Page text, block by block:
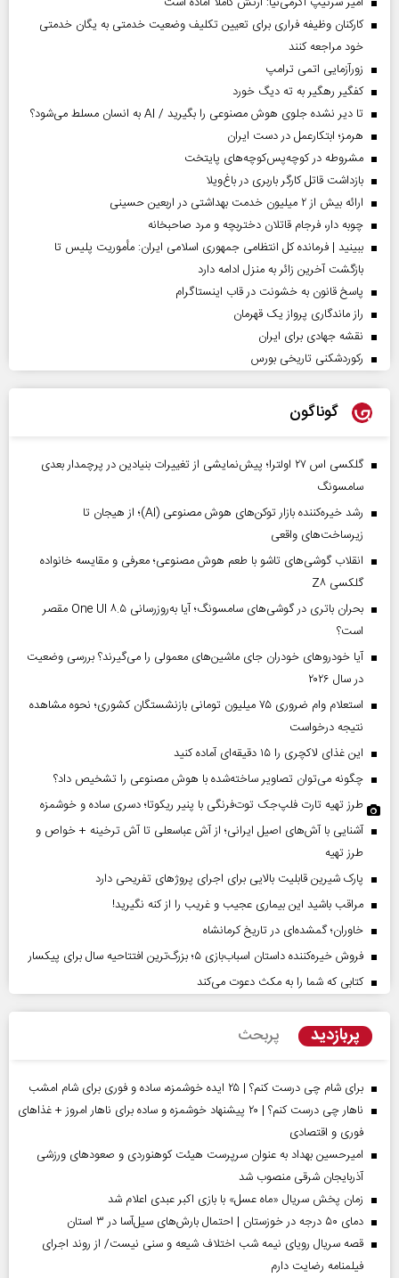
کارکنان وظیفه فراری برای تعیین تکلیف وضعیت خدمتی به یگان خدمتی
خود مراجعه کنند
زورآزمایی اتمی ترامپ
کفگیر رهگیر به ته دیگ خورد
تا دیر نشده جلوی هوش مصنوعی را بگیرید / AI به انسان مسلط می‌شود؟
هرمز؛ ابتکارعمل در دست ایران
مشروطه در کوچه‌پس‌کوچه‌های پایتخت
بازداشت قاتل کارگر باربری در باغ‌ویلا
ارائه بیش از ۲ میلیون خدمت بهداشتی در اربعین حسینی
چوبه دار، فرجام قاتلان دختربچه و مرد صاحبخانه
ببینید | فرمانده کل انتظامی جمهوری اسلامی ایران­: مأموریت پلیس تا
بازگشت آخرین زائر به منزل ادامه دارد
پاسخ قانون به خشونت در قاب اینستاگرام
راز ماندگاری پرواز یک قهرمان
نقشه جهادی برای ایران
رکوردشکنی تاریخی بورس
گوناگون
گلکسی اس ۲۷ اولترا؛ پیش‌نمایشی از تغییرات بنیادین در پرچمدار بعدی
سامسونگ
رشد خیره‌کننده بازار توکن‌های هوش مصنوعی (AI)؛ از هیجان تا
زیرساخت‌های واقعی
انقلاب گوشی‌های تاشو‌ با طعم هوش مصنوعی؛ معرفی و مقایسه خانواده
گلکسی Z۸
بحران باتری در گوشی‌های سامسونگ؛ آیا به‌روزرسانی One UI ۸.۵ مقصر
است؟
آیا خودروهای خودران جای ماشین‌های معمولی را می‌گیرند؟ بررسی وضعیت
در سال ۲۰۲۶
استعلام وام ضروری ۷۵ میلیون تومانی بازنشستگان کشوری؛ نحوه مشاهده
نتیجه درخواست
این غذای لاکچری را ۱۵ دقیقه‌ای آماده کنید
چگونه می‌توان تصاویر ساخته‌شده با هوش مصنوعی را تشخیص داد؟
طرز تهیه تارت فلپ‌جک توت‌فرنگی با پنیر ریکوتا؛ دسری ساده و خوشمزه
آشنایی با آش‌های اصیل ایرانی؛ از آش عباسعلی تا آش ترخینه + خواص و
طرز تهیه
پارک شیرین قابلیت‌ بالایی برای اجرای پروژهای تفریحی دارد
مراقب باشید این بیماری عجیب و غریب را از کنه نگیرید!
خاوران؛ گمشده‌ای در تاریخ کرمانشاه
فروش خیره‌کننده داستان اسباب‌بازی ۵؛ بزرگ‌ترین افتتاحیه سال برای پیکسار
کتابی که شما را به مکث دعوت می‌کند
پربازدید پربحث
برای شام چی درست کنم؟ | ۲۵ ایده خوشمزه، ساده و فوری برای شام امشب
ناهار چی درست کنم؟ | ۲۰ پیشنهاد خوشمزه و ساده برای ناهار امروز + غذاهای
فوری و اقتصادی
امیرحسین بهداد به عنوان سرپرست هیئت کوهنوردی و صعودهای ورزشی
آذربایجان شرقی منصوب شد
زمان پخش سریال «ماه عسل» با بازی اکبر عبدی اعلام شد
دمای ۵۰ درجه در خوزستان | احتمال بارش‌های سیل‌آسا در ۳ استان
قصه سریال رویای نیمه شب اختلاف شیعه و سنی نیست/ از روند اجرای
فیلمنامه رضایت دارم